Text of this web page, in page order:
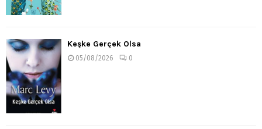
Keşke Gerçek Olsa
05/08/2026 0